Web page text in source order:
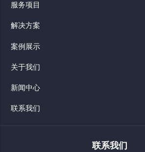
服务项目
解决方案
案例展示
关于我们
新闻中心
联系我们
联系我们